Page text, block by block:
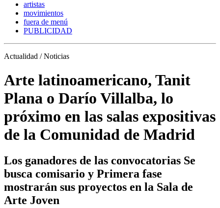
artistas
movimientos
fuera de menú
PUBLICIDAD
Actualidad / Noticias
Arte latinoamericano, Tanit
Plana o Darío Villalba, lo
próximo en las salas expositivas
de la Comunidad de Madrid
Los ganadores de las convocatorias Se
busca comisario y Primera fase
mostrarán sus proyectos en la Sala de
Arte Joven